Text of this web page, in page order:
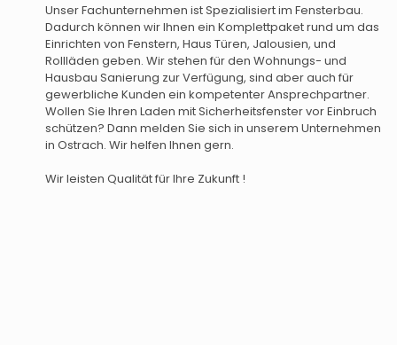
Unser Fachunternehmen ist Spezialisiert im Fensterbau.
Dadurch können wir Ihnen ein Komplettpaket rund um das
Einrichten von Fenstern, Haus Türen, Jalousien, und
Rollläden geben. Wir stehen für den Wohnungs- und
Hausbau Sanierung zur Verfügung, sind aber auch für
gewerbliche Kunden ein kompetenter Ansprechpartner.
Wollen Sie Ihren Laden mit Sicherheitsfenster vor Einbruch
schützen? Dann melden Sie sich in unserem Unternehmen
in Ostrach. Wir helfen Ihnen gern.
Wir leisten Qualität für Ihre Zukunft !